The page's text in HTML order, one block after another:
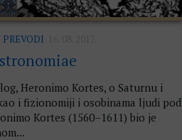
PREVODI
Heronimo Kortes, o Saturnu i
i fizionomiji i osobinama ljudi pod
Kortes (1560–1611) bio je